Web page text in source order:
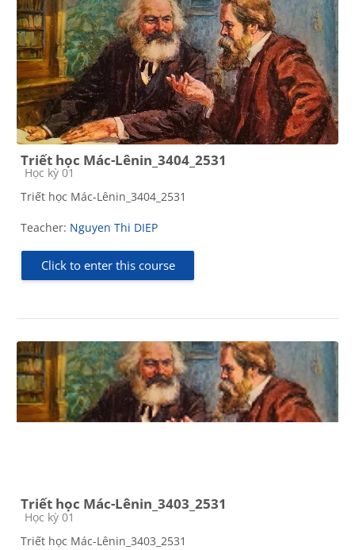
Triết học Mác-Lênin_3404_2531
Course category
Học kỳ 01
Triết học Mác-Lênin_3404_2531
Teacher: Nguyen Thi DIEP
Click to enter this course
Triết học Mác-Lênin_3403_2531
Course category
Học kỳ 01
Triết học Mác-Lênin_3403_2531